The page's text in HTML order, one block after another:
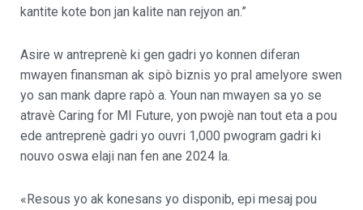
kantite kote bon jan kalite nan rejyon an.”
Asire w antreprenè ki gen gadri yo konnen diferan
mwayen finansman ak sipò biznis yo pral amelyore swen
yo san mank dapre rapò a. Youn nan mwayen sa yo se
atravè Caring for MI Future, yon pwojè nan tout eta a pou
ede antreprenè gadri yo ouvri 1,000 pwogram gadri ki
nouvo oswa elaji nan fen ane 2024 la.
«Resous yo ak konesans yo disponib, epi mesaj pou